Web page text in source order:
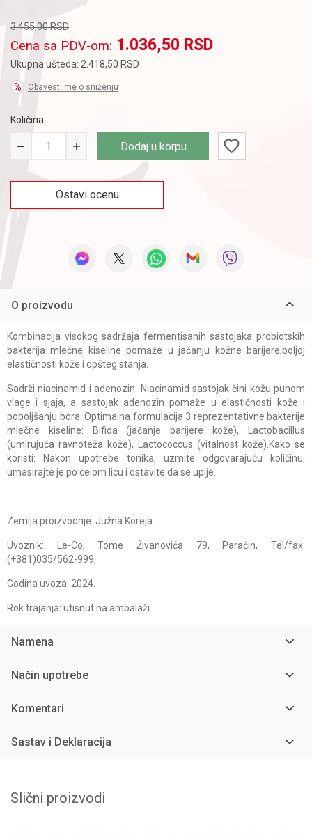
3.455,00RSD
Cena sa PDV-om: 1.036,50 RSD
Ukupna ušteda: 2.418,50 RSD
Obavesti me o sniženju
Količina:
Dodaj u korpu
Ostavi ocenu
O proizvodu
Kombinacija visokog sadržaja fermentisanih sastojaka probiotskih
bakterija mlečne kiseline pomaže u jačanju kožne barijere,boljoj
elastičnosti kože i opšteg stanja.
Sadrži niacinamid i adenozin: Niacinamid sastojak čini kožu punom
vlage i sjaja, a sastojak adenozin pomaže u elastičnosti kože i
poboljšanju bora. Optimalna formulacija 3 reprezentativne bakterije
mlečne kiseline: Bifida (jačanje barijere kože), Lactobacillus
(umirujuća ravnoteža kože), Lactococcus (vitalnost kože).Kako se
koristi: Nakon upotrebe tonika, uzmite odgovarajuću količinu,
umasirajte je po celom licu i ostavite da se upije.
Zemlja proizvodnje: Južna Koreja
Uvoznik: Le-Co, Tome Živanovića 79, Paraćin, Tel/fax:
(+381)035/562-999,
Godina uvoza: 2024.
Rok trajanja: utisnut na ambalaži
Namena
Način upotrebe
Komentari
Sastav i Deklaracija
Slični proizvodi